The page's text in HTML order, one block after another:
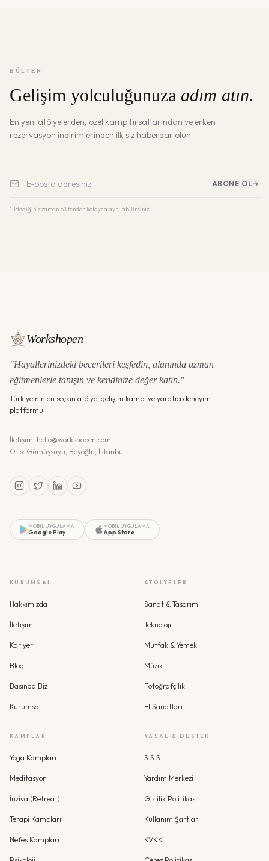
BÜLTEN
Gelişim yolculuğunuza adım atın.
En yeni atölyelerden, özel kamp fırsatlarından ve erken
rezervasyon indirimlerinden ilk siz haberdar olun.
ABONE OL→
* İstediğiniz zaman bültenden kolayca ayrılabilirsiniz.
Workshopen
"Hayallerinizdeki becerileri keşfedin, alanında uzman
eğitmenlerle tanışın ve kendinize değer katın."
Türkiye'nin en seçkin atölye, gelişim kampı ve yaratıcı deneyim
platformu.
İletişim: hello@workshopen.com
Ofis: Gümüşsuyu, Beyoğlu, İstanbul
MOBIL UYGULAMA
Google Play
MOBIL UYGULAMA
App Store
KURUMSAL
Hakkımızda
İletişim
Kariyer
Blog
Basında Biz
Kurumsal
ATÖLYELER
Sanat & Tasarım
Teknoloji
Mutfak & Yemek
Müzik
Fotoğrafçılık
El Sanatları
KAMPLAR
Yoga Kampları
Meditasyon
İnziva (Retreat)
Terapi Kampları
Nefes Kampları
YASAL & DESTEK
S.S.S.
Yardım Merkezi
Gizlilik Politikası
Kullanım Şartları
KVKK